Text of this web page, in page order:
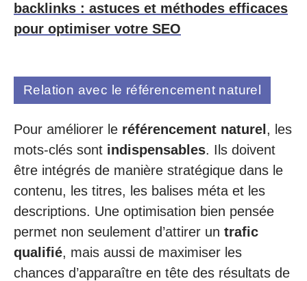
backlinks : astuces et méthodes efficaces
pour optimiser votre SEO
Relation avec le référencement naturel
Pour améliorer le référencement naturel , les
mots-clés sont indispensables. Ils doivent
être intégrés de manière stratégique dans le
contenu, les titres, les balises méta et les
descriptions. Une optimisation bien pensée
permet non seulement d’attirer un trafic
qualifié, mais aussi de maximiser les
chances d’apparaître en tête des résultats de